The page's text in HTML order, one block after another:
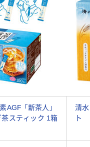
AGF 「新茶人」
スティック 1箱
清
ト